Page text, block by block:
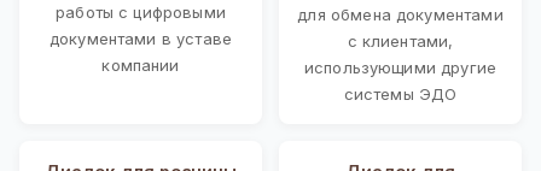
работы с цифровыми
документами в уставе
компании
для обмена документами
с клиентами,
использующими другие
системы ЭДО